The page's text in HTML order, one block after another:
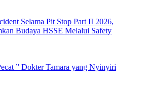
Selama Pit Stop Part II 2026,
Budaya HSSE Melalui Safety
” Dokter Tamara yang Nyinyiri